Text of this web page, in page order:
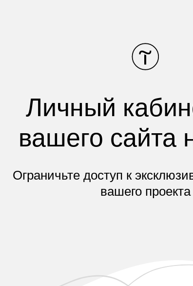
Личный
вашего сайта
Ограничьте доступ к
вашего проекта